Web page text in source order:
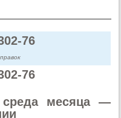
76
76
среда месяца —